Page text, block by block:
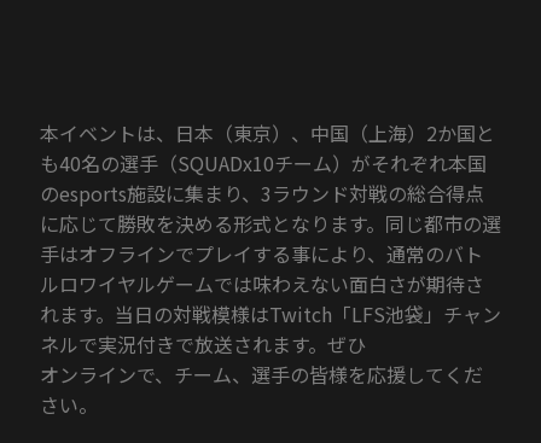
本イベントは、日本（東京）、中国（上海）2か国と
も40名の選手（SQUADx10チーム）がそれぞれ本国
のesports施設に集まり、3ラウンド対戦の総合得点
に応じて勝敗を決める形式となります。同じ都市の選
手はオフラインでプレイする事により、通常のバト
ルロワイヤルゲームでは味わえない面白さが期待さ
れます。当日の対戦模様はTwitch「LFS池袋」チャン
ネルで実況付きで放送されます。ぜひ
オンラインで、チーム、選手の皆様を応援してくだ
さい。